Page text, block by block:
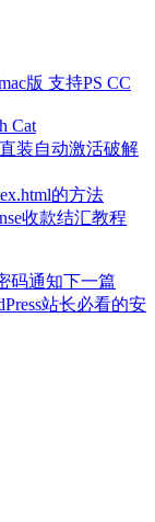
版 支持PS CC
Cat
装自动激活破解
的方法
收款结汇教程
码通知下一篇
站长必看的安